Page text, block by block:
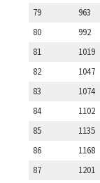
79
963
80
992
81
1019
82
1047
83
1074
84
1102
85
1135
86
1168
87
1201